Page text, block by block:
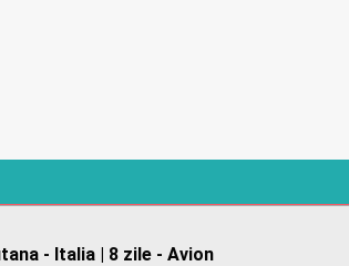
- Italia | 8 zile - Avion